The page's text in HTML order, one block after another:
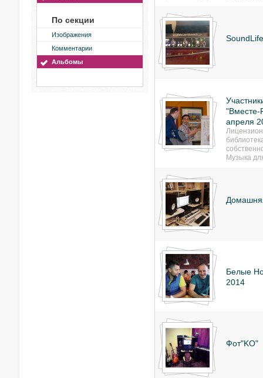
По секции
Изображения
Комментарии
Альбомы
SoundLife
"Вместе-
апреля
Музыка
Белые
2014
Фот"KO"